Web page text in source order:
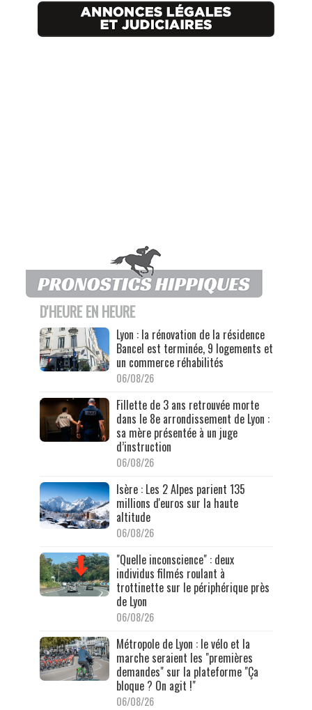
D'HEURE EN HEURE
Lyon : la rénovation de la résidence
Bancel est terminée, 9 logements et
un commerce réhabilités
06/08/26
Fillette de 3 ans retrouvée morte
dans le 8e arrondissement de Lyon :
sa mère présentée à un juge
d’instruction
06/08/26
Isère : Les 2 Alpes parient 135
millions d'euros sur la haute
altitude
06/08/26
"Quelle inconscience" : deux
individus filmés roulant à
trottinette sur le périphérique près
de Lyon
06/08/26
Métropole de Lyon : le vélo et la
marche seraient les "premières
demandes" sur la plateforme "Ça
bloque ? On agit !"
06/08/26